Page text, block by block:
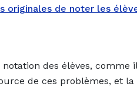
originales de noter les
notation des élèves,
de ces problèmes, et